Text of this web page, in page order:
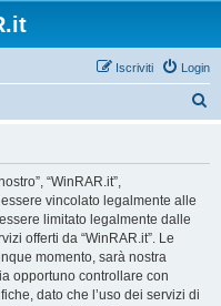
Login
Iscriviti
“WinRAR.it”,
essere vincolato legalmente alle
limitato legalmente dalle
offerti da “WinRAR.it”. Le
momento, sarà nostra
opportuno controllare con
dato che l’uso dei servizi di